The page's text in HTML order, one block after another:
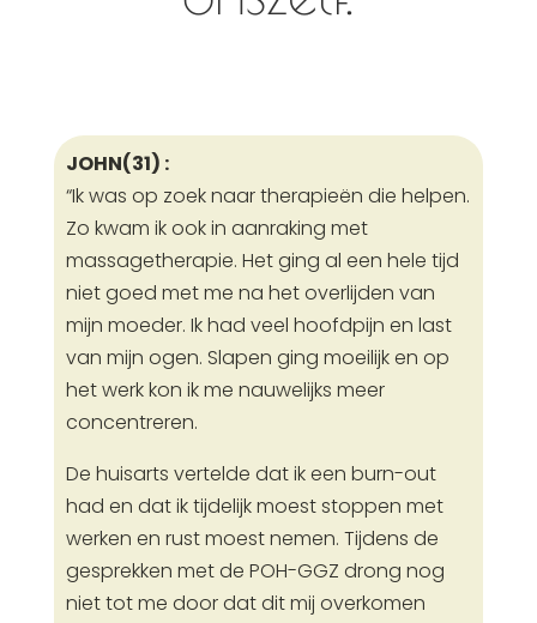
JOHN(31) :
“Ik was op zoek naar therapieën die helpen.
Zo kwam ik ook in aanraking met
massagetherapie. Het ging al een hele tijd
niet goed met me na het overlijden van
mijn moeder. Ik had veel hoofdpijn en last
van mijn ogen. Slapen ging moeilijk en op
het werk kon ik me nauwelijks meer
concentreren.
De huisarts vertelde dat ik een burn-out
had en dat ik tijdelijk moest stoppen met
werken en rust moest nemen. Tijdens de
gesprekken met de POH-GGZ drong nog
niet tot me door dat dit mij overkomen